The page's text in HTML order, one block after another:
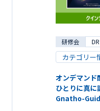
研修会 DR
カテゴリー
オンデマン
ひとりに真に
Gnatho-